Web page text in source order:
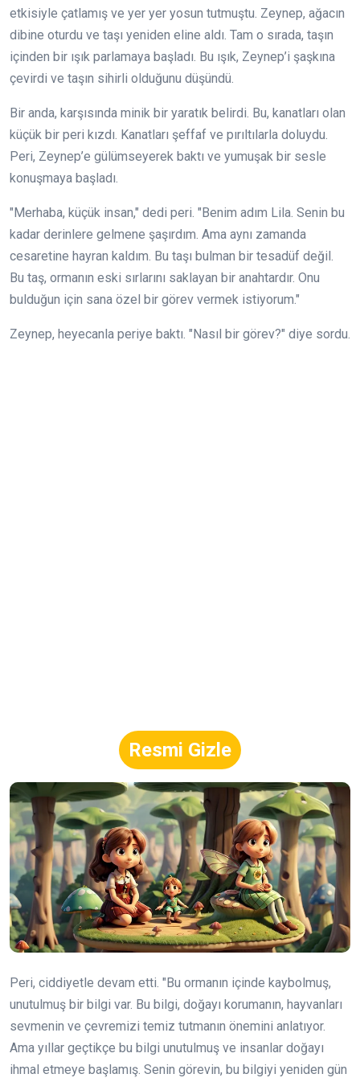
etkisiyle çatlamış ve yer yer yosun tutmuştu. Zeynep, ağacın
dibine oturdu ve taşı yeniden eline aldı. Tam o sırada, taşın
içinden bir ışık parlamaya başladı. Bu ışık, Zeynep’i şaşkına
çevirdi ve taşın sihirli olduğunu düşündü.
Bir anda, karşısında minik bir yaratık belirdi. Bu, kanatları olan
küçük bir peri kızdı. Kanatları şeffaf ve pırıltılarla doluydu.
Peri, Zeynep’e gülümseyerek baktı ve yumuşak bir sesle
konuşmaya başladı.
"Merhaba, küçük insan," dedi peri. "Benim adım Lila. Senin bu
kadar derinlere gelmene şaşırdım. Ama aynı zamanda
cesaretine hayran kaldım. Bu taşı bulman bir tesadüf değil.
Bu taş, ormanın eski sırlarını saklayan bir anahtardır. Onu
bulduğun için sana özel bir görev vermek istiyorum."
Zeynep, heyecanla periye baktı. "Nasıl bir görev?" diye sordu.
Resmi Gizle
Peri, ciddiyetle devam etti. "Bu ormanın içinde kaybolmuş,
unutulmuş bir bilgi var. Bu bilgi, doğayı korumanın, hayvanları
sevmenin ve çevremizi temiz tutmanın önemini anlatıyor.
Ama yıllar geçtikçe bu bilgi unutulmuş ve insanlar doğayı
ihmal etmeye başlamış. Senin görevin, bu bilgiyi yeniden gün